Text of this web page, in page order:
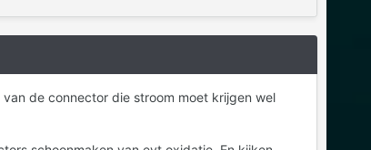
de connector die stroom moet krijgen wel